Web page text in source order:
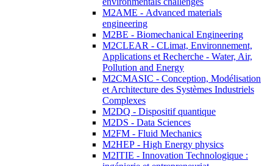
M2AME - Advanced materials
engineering
M2BE - Biomechanical Engineering
M2CLEAR - CLimat, Environnement,
Applications et Recherche - Water, Air,
Pollution and Energy
M2CMASIC - Conception, Modélisation
et Architecture des Systèmes Industriels
Complexes
M2DQ - Dispositif quantique
M2DS - Data Sciences
M2FM - Fluid Mechanics
M2HEP - High Energy physics
M2ITIE - Innovation Technologique :